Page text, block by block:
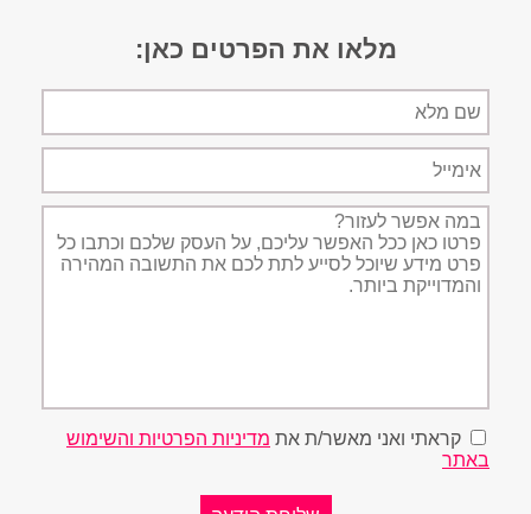
מלאו את הפרטים כאן:
מלא
תיאור
הפניה
קראתי ואני מאשר/ת את מדיניות הפרטיות והשימוש
באתר